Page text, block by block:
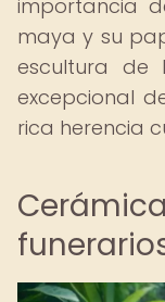
importancia
maya y su
escultura de
excepcional
rica herencia